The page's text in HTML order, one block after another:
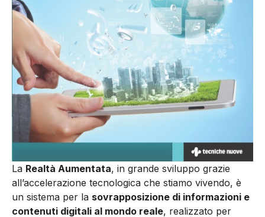
La Realtà Aumentata, in grande sviluppo grazie
all’accelerazione tecnologica che stiamo vivendo, è
un sistema per la sovrapposizione di informazioni e
contenuti digitali al mondo reale, realizzato per